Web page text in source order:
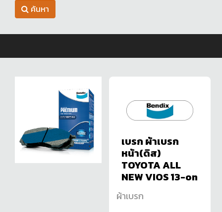
ค้นหา
เบรก ผ้าเบรก
หน้า(ดิส)
TOYOTA ALL
NEW VIOS 13-on
ผ้าเบรก